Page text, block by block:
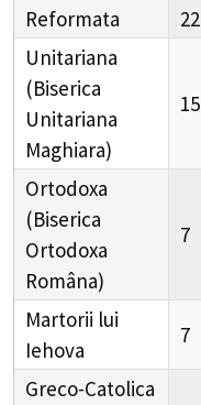
Reformata 22
Unitariana
(Biserica
Unitariana
Maghiara)
15
Ortodoxa
(Biserica
Ortodoxa
Româna)
7
Martorii lui
Iehova
7
Greco-Catolica